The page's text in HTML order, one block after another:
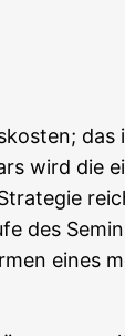
das
wird die
des
eines